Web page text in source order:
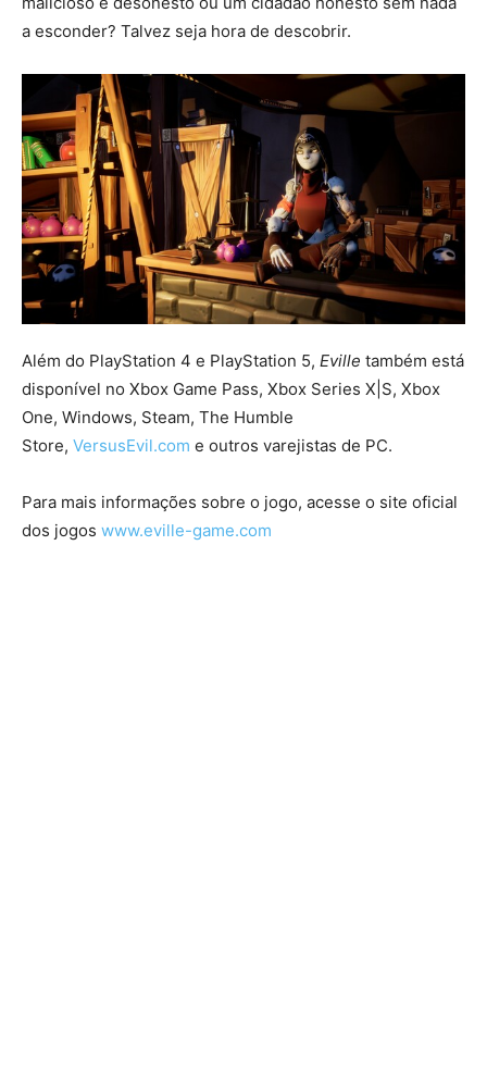
a esconder? Talvez seja hora de descobrir.
Além do PlayStation 4 e PlayStation 5, Eville também está
disponível no Xbox Game Pass, Xbox Series X|S, Xbox
One, Windows, Steam, The Humble
Store, VersusEvil.com e outros varejistas de PC.
Para mais informações sobre o jogo, acesse o site oficial
dos jogos www.eville-game.com